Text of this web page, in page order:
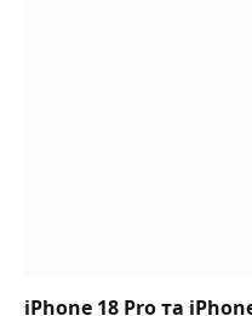
iPhone 18 Pro та